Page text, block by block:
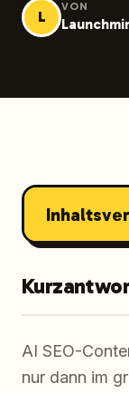
L
VON
AI SEO-
nur dann im